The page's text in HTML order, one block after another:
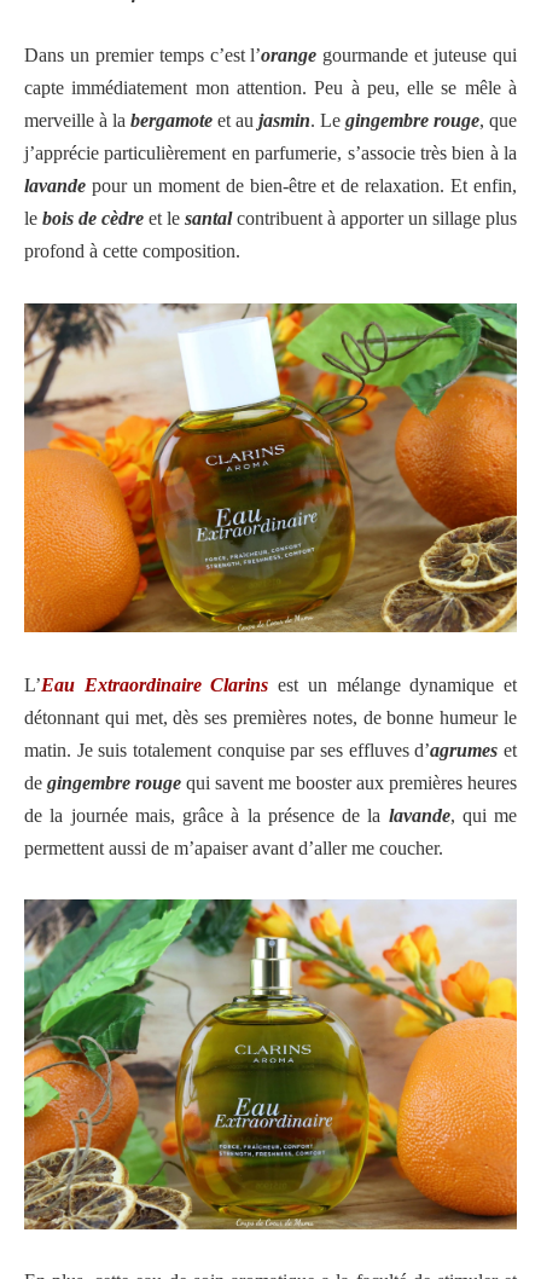
Dans un premier temps c’est l’orange gourmande et juteuse qui
capte immédiatement mon attention. Peu à peu, elle se mêle à
merveille à la bergamote et au jasmin. Le gingembre rouge, que
j’apprécie particulièrement en parfumerie, s’associe très bien à la
lavande pour un moment de bien-être et de relaxation. Et enfin,
le bois de cèdre et le santalcontribuent à apporter un sillage plus
profond à cette composition.
L’Eau Extraordinaire Clarins est un mélange dynamique et
détonnant qui met, dès ses premières notes, de bonne humeur le
matin. Je suis totalement conquise par ses effluves d’agrumes et
de gingembre rouge qui savent me booster aux premières heures
de la journée mais, grâce à la présence de la lavande, qui me
permettent aussi de m’apaiser avant d’aller me coucher.